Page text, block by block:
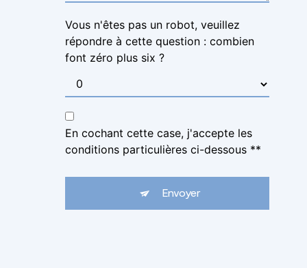
Vous n'êtes pas un robot, veuillez
répondre à cette question : combien
font zéro plus six ?
En cochant cette case, j'accepte les
conditions particulières ci-dessous **
Envoyer